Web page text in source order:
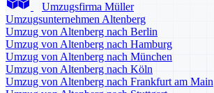
Umzugsfirma Müller
Umzugsunternehmen Altenberg
Umzug von Altenberg nach Berlin
Umzug von Altenberg nach Hamburg
Umzug von Altenberg nach München
Umzug von Altenberg nach Köln
Umzug von Altenberg nach Frankfurt am Main